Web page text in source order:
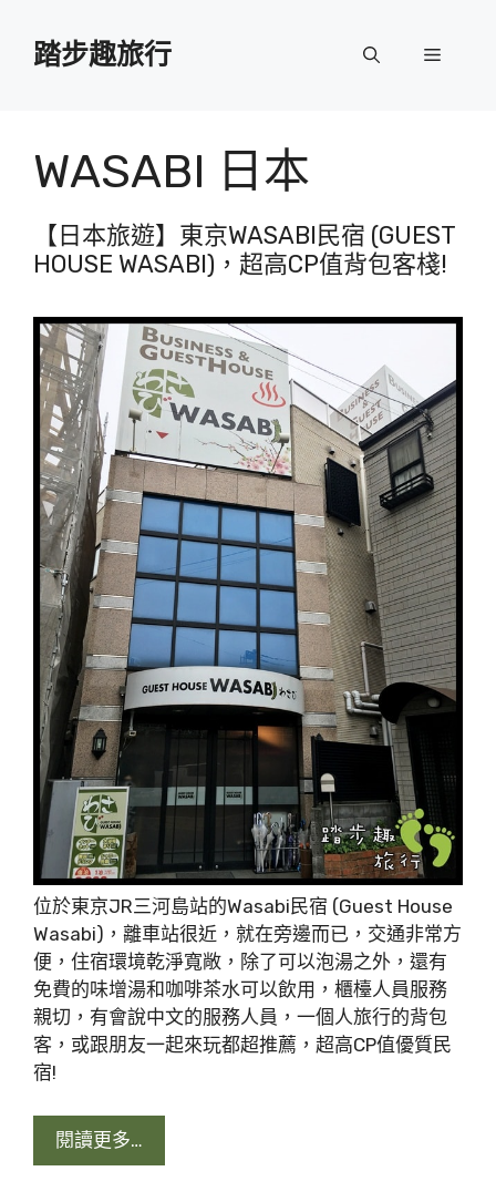
踏步趣旅行 選
WASABI 日本
【日本旅遊】東京WASABI民宿 (GUEST
HOUSE WASABI)，超高CP值背包客棧!
位於東京JR三河島站的Wasabi民宿 (Guest House
Wasabi)，離車站很近，就在旁邊而已，交通非常方
便，住宿環境乾淨寬敞，除了可以泡湯之外，還有
免費的味增湯和咖啡茶水可以飲用，櫃檯人員服務
親切，有會說中文的服務人員，一個人旅行的背包
客，或跟朋友一起來玩都超推薦，超高CP值優質民
宿!
閱讀更多…